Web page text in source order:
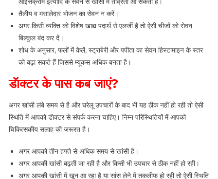
तैलीय व मसालेदार भोजन का सेवन न करें।
अगर किसी व्यक्ति को विशेष खाद्य पदार्थ से एलर्जी है तो ऐसी चीजों को सेवन
बिल्कुल बंद कर दें।
शोध के अनुसार, फलों में केलें, स्ट्राबेरी और पपीता का सेवन हिस्टामाइन के स्तर
को बढ़ा सकते हैं जिससे म्यूकस अधिक बनता है।
डॅाक्टर के पास कब जाएं?
अगर खांसी लंबे समय से है और घरेलू उपचारों के बाद भी यह ठीक नहीं हो रही तो ऐसी
स्थिति में आपको डॅाक्टर से संपर्क करना चाहिए। निम्न परिस्थितियों में आपको
चिकित्सकीय सलाह की जरूरत है।
अगर आपको तीन हफ्ते से अधिक समय से खांसी है।
अगर आपकी खांसी बढ़ती जा रही है और किसी भी उपचार से ठीक नहीं हो रही।
अगर आपकी खांसी में खून आ रहा है या सांस लेने में तकलीफ हो रही तो ऐसी स्थिति